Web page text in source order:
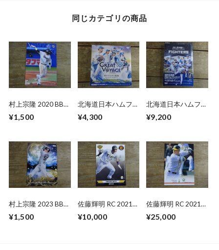
同じカテゴリの商品
村上宗隆 2020 BBM
¥1,500
北海道日本ハムファ
ット 2025 BBM 未
¥4,300
北海道日本ハムファ
未開封 BOX
¥9,200
村上宗隆 2023 BBM
¥1,500
佐藤輝明 RC 2021
ROOKIES&STARS
¥10,000
佐藤輝明 RC 2021
ン
¥25,000